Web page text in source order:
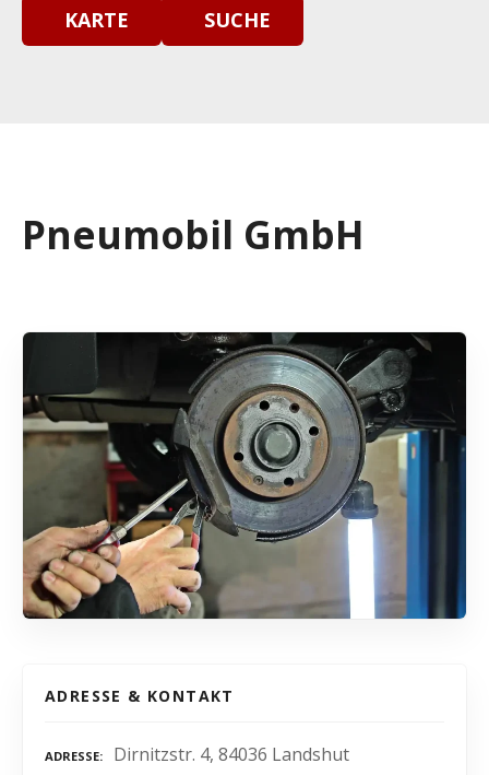
KARTE SUCHE
Pneumobil GmbH
ADRESSE & KONTAKT
ADRESSE Dirnitzstr. 4, 84036 Landshut